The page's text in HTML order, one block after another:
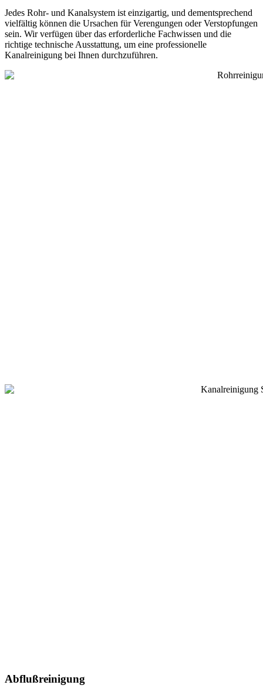
Jedes Rohr- und Kanalsystem ist einzigartig, und dementsprechend
vielfältig können die Ursachen für Verengungen oder Verstopfungen
sein. Wir verfügen über das erforderliche Fachwissen und die
richtige technische Ausstattung, um eine professionelle
Kanalreinigung bei Ihnen durchzuführen.
Abflußreinigung